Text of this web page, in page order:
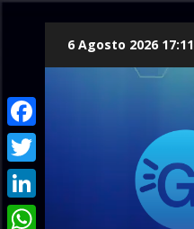
6 Agosto 2026 17:11
Facebook
Twitter
LinkedIn